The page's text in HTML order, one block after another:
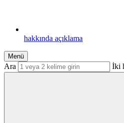
hakkında açıklama
Menü
Ara İki